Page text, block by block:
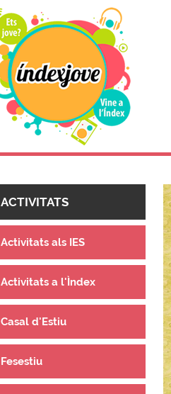
ACTIVITATS
Activitats als IES
Activitats a l'Ìndex
Casal d'Estiu
Fesestiu